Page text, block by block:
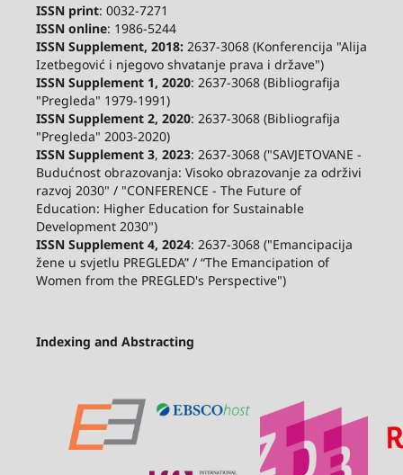
ISSN print: 0032-7271
ISSN online: 1986-5244
ISSN Supplement, 2018:2637-3068 (Konferencija "Alija
Izetbegović i njegovo shvatanje prava i države")
ISSN Supplement 1, 2020: 2637-3068 (Bibliografija
"Pregleda" 1979-1991)
ISSN Supplement 2, 2020: 2637-3068 (Bibliografija
"Pregleda" 2003-2020)
ISSN Supplement 3, 2023: 2637-3068 ("SAVJETOVANE -
Budućnost obrazovanja: Visoko obrazovanje za održivi
razvoj 2030" / "CONFERENCE - The Future of
Education: Higher Education for Sustainable
Development 2030")
ISSN Supplement 4, 2024: 2637-3068 ("Emancipacija
žene u svjetlu PREGLEDA” / “The Emancipation of
Women from the PREGLED's Perspective")
Indexing and Abstracting